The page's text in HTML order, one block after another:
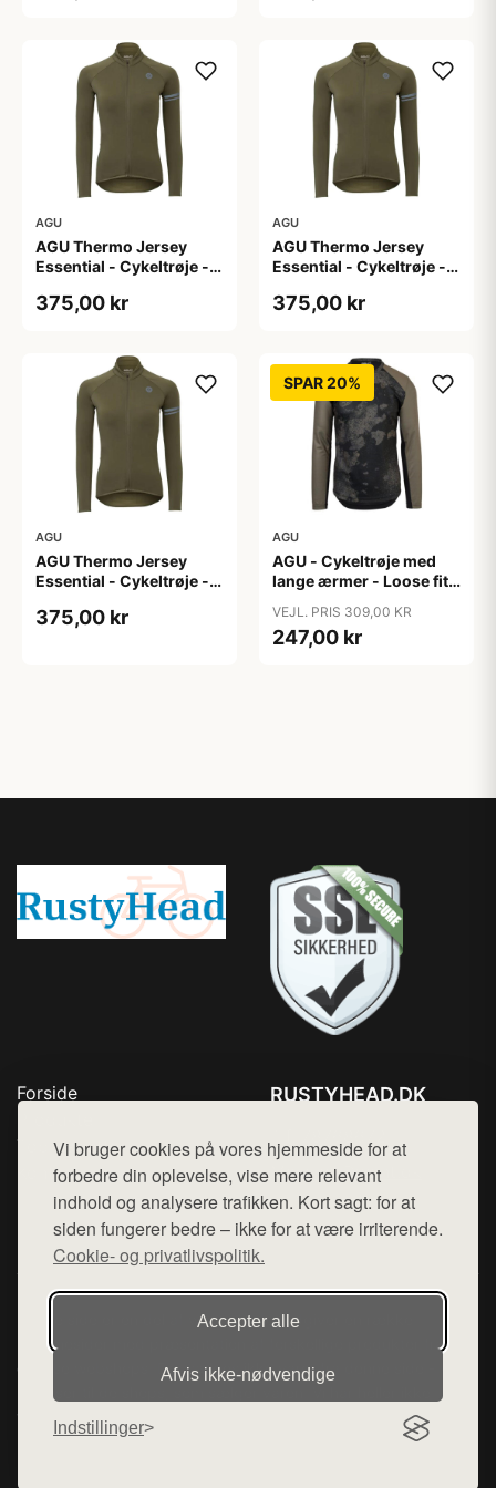
Vi bruger cookies på vores hjemmeside for at
forbedre din oplevelse, vise mere relevant
indhold og analysere trafikken. Kort sagt: for at
siden fungerer bedre – ikke for at være irriterende.
Cookie- og privatlivspolitik.
Accepter alle
Afvis ikke‑nødvendige
Indstillinger
AGU
AGU Thermo Jersey
Essential - Cykeltrøje -
S
375,00 kr
AGU
AGU Thermo Jersey
Essential - Cykeltrøje -
XL
375,00 kr
AGU
AGU Thermo Jersey
Essential - Cykeltrøje -
XXL
375,00 kr
SPAR 20%
AGU
AGU - Cykeltrøje med
lange ærmer - Loose fit -
VEJL. PRIS 309,00 KR
247,00 kr
Forside
Top Rabatter
Kontakt
RUSTYHEAD.DK
Mail: hej@want.dk
Cookie- og privatlivspolitik
Denne side er en del af want.dk, der udgiver en række
hjemmesider med præsentation af forskellige produkter fra
diverse webshops. Der sælges ikke varer fra denne side - vi
varerne på lager.